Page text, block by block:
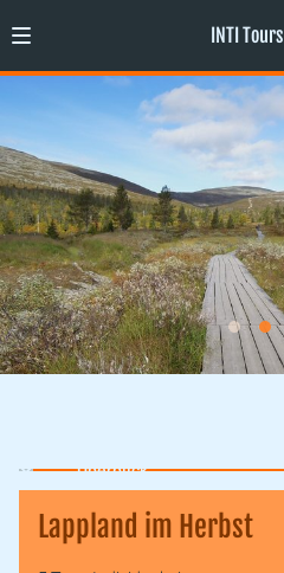
INTI Tours
Überblick
Lappland im Herbst